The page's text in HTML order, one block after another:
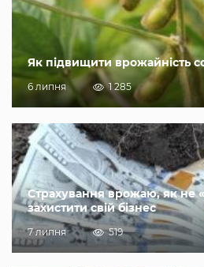
Як підвищити врожайність
6 липня 1 285
Страхування врожаю, як не
захистити свій бізнес
7 липня 519